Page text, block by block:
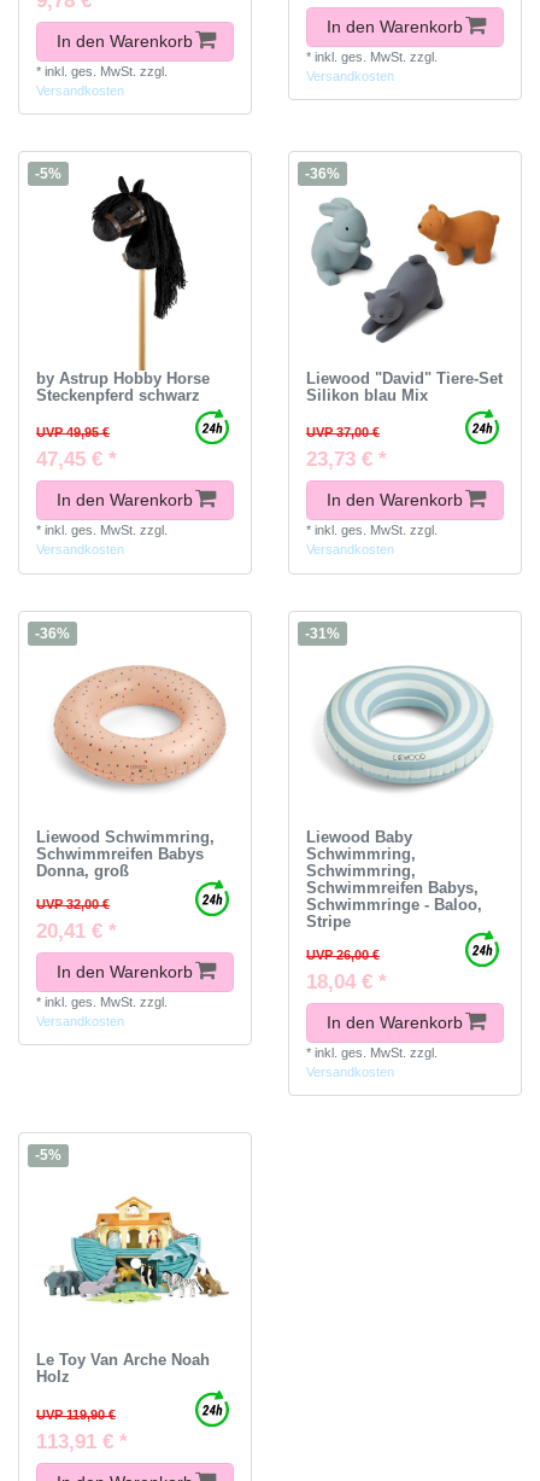
In den Warenkorb
* inkl. ges. MwSt. zzgl.
Versandkosten
In den Warenkorb
* inkl. ges. MwSt. zzgl.
Versandkosten
-5%
by Astrup Hobby Horse
Steckenpferd schwarz
UVP 49,95 €
47,45 € *
In den Warenkorb
* inkl. ges. MwSt. zzgl.
Versandkosten
-36%
Liewood "David" Tiere-Set
Silikon blau Mix
UVP 37,00 €
23,73 € *
In den Warenkorb
* inkl. ges. MwSt. zzgl.
Versandkosten
-36%
Liewood Schwimmring,
Schwimmreifen Babys
Donna, groß
UVP 32,00 €
20,41 € *
In den Warenkorb
* inkl. ges. MwSt. zzgl.
Versandkosten
-31%
Liewood Baby
Schwimmring,
Schwimmring,
Schwimmreifen Babys,
Schwimmringe - Baloo,
Stripe
UVP 26,00 €
18,04 € *
In den Warenkorb
* inkl. ges. MwSt. zzgl.
Versandkosten
-5%
Le Toy Van Arche Noah
Holz
UVP 119,90 €
113,91 € *